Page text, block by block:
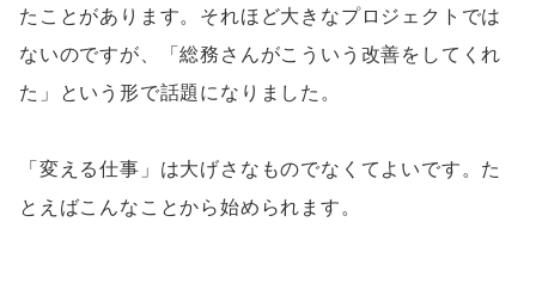
たことがあります。それほど大きなプロジェクトでは
ないのですが、「総務さんがこういう改善をしてくれ
た」という形で話題になりました。
「変える仕事」は大げさなものでなくてよいです。た
とえばこんなことから始められます。